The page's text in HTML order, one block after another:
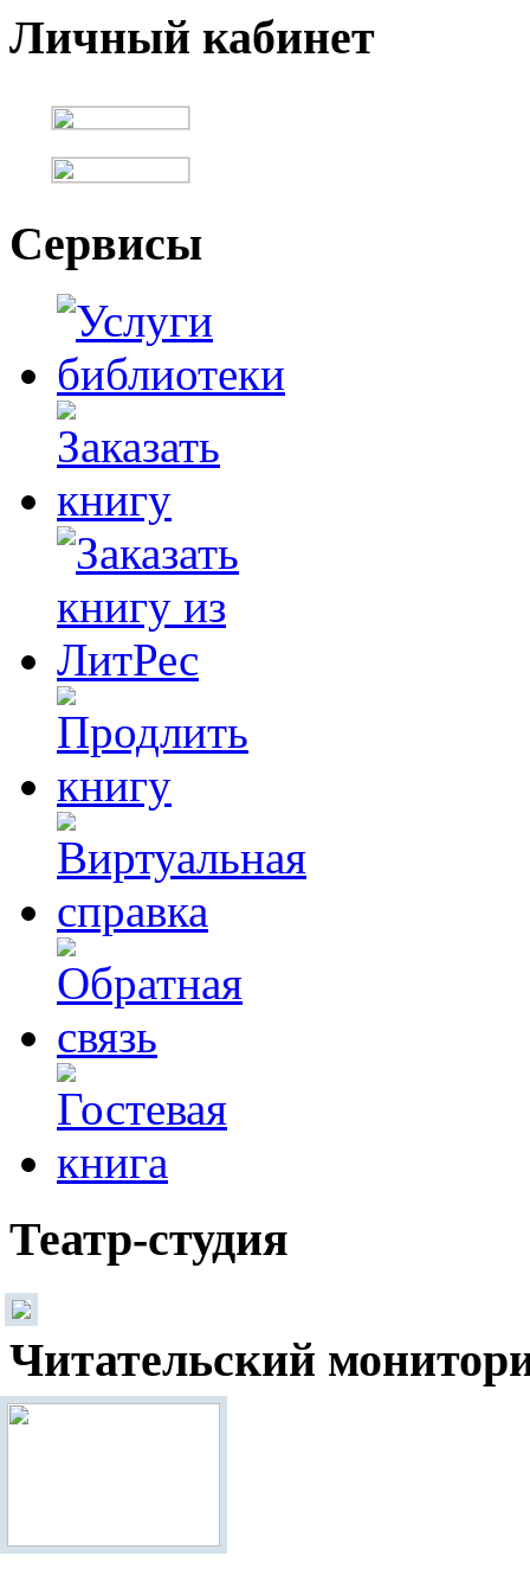
Личный кабинет
Сервисы
Театр-студия
Читательский